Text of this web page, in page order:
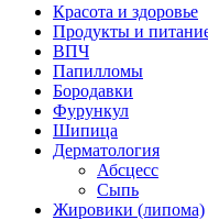
Красота и здоровье
Продукты и
ВПЧ
Папилломы
Бородавки
Фурункул
Шипица
Дерматология
Абсцесс
Сыпь
Жировики (липома)